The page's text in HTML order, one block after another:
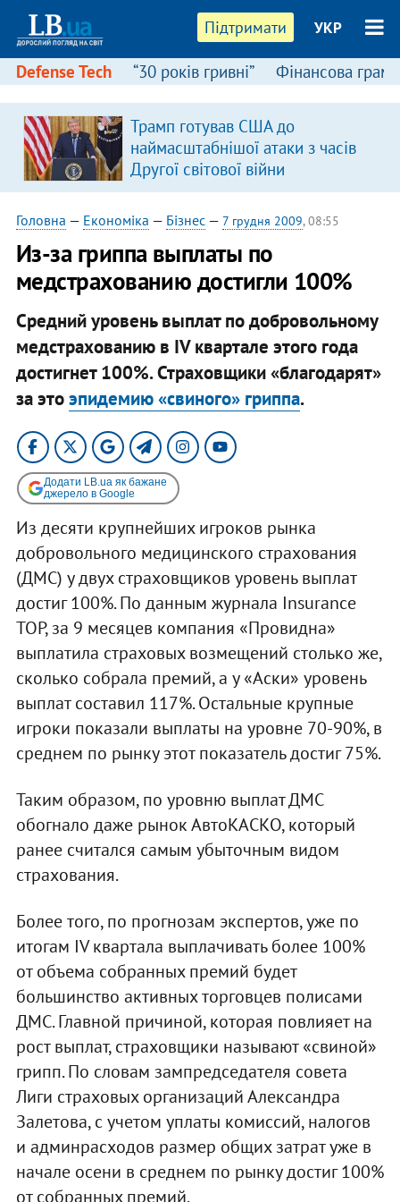
Підтримати УКР
Defense Tech “30 років гривні” Фінансова
Трамп готував США до
наймасштабнішої атаки з часів
Другої світової війни
Головна — Економіка — Бізнес— 7 грудня 2009, 08:55
Из-за гриппа выплаты по
медстрахованию достигли 100%
Средний уровень выплат по добровольному
медстрахованию в IV квартале этого года
достигнет 100%. Страховщики «благодарят»
за этоэпидемию «свиного» гриппа.
Додати LB.ua як бажане
джерело в Google
Из десяти крупнейших игроков рынка
добровольного медицинского страхования
(ДМС) у двух страховщиков уровень выплат
достиг 100%. По данным журнала Insurance
TOP, за 9 месяцев компания «Провидна»
выплатила страховых возмещений столько же,
сколько собрала премий, а у «Аски» уровень
выплат составил 117%. Остальные крупные
игроки показали выплаты на уровне 70-90%, в
среднем по рынку этот показатель достиг 75%.
Таким образом, по уровню выплат ДМС
обогнало даже рынок АвтоКАСКО, который
ранее считался самым убыточным видом
страхования.
Более того, по прогнозам экспертов, уже по
итогам IV квартала выплачивать более 100%
от объема собранных премий будет
большинство активных торговцев полисами
ДМС. Главной причиной, которая повлияет на
рост выплат, страховщики называют «свиной»
грипп. По словам зампредседателя совета
Лиги страховых организаций Александра
Залетова, с учетом уплаты комиссий, налогов
и админрасходов размер общих затрат уже в
начале осени в среднем по рынку достиг 100%
от собранных премий.